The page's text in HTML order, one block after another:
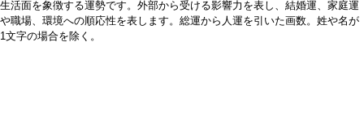
生活面を象徴する運勢です。外部から受ける影響力を表し、結婚運、家庭運
や職場、環境への順応性を表します。総運から人運を引いた画数。姓や名が
1文字の場合を除く。